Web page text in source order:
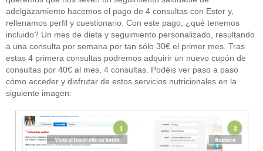
adelgazamiento hacemos el pago de 4 consultas con Ester y,
rellenamos perfil y cuestionario. Con este pago, ¿qué tenemos
incluido? Un mes de dieta y seguimiento personalizado, resultando
a una consulta por semana por tan sólo 30€ el primer mes. Tras
estas 4 primera consultas podremos adquirir un nuevo cupón de
consultas por 40€ al mes, 4 consultas. Podéis ver paso a paso
cómo acceder y disfrutar de estos servicios nutricionales en la
siguiente imagen: